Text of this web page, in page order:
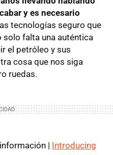
y es necesario
tecnologías seguro que
solo falta una auténtica
el petróleo y sus
cosa que nos siga
ruedas.
| Introducing